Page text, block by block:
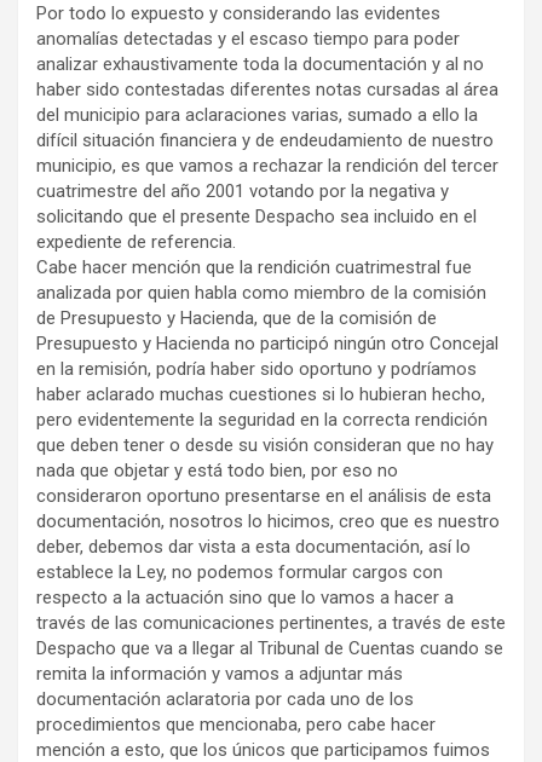
Por todo lo expuesto y considerando las evidentes
anomalías detectadas y el escaso tiempo para poder
analizar exhaustivamente toda la documentación y al no
haber sido contestadas diferentes notas cursadas al área
del municipio para aclaraciones varias, sumado a ello la
difícil situación financiera y de endeudamiento de nuestro
municipio, es que vamos a rechazar la rendición del tercer
cuatrimestre del año 2001 votando por la negativa y
solicitando que el presente Despacho sea incluido en el
expediente de referencia.
Cabe hacer mención que la rendición cuatrimestral fue
analizada por quien habla como miembro de la comisión
de Presupuesto y Hacienda, que de la comisión de
Presupuesto y Hacienda no participó ningún otro Concejal
en la remisión, podría haber sido oportuno y podríamos
haber aclarado muchas cuestiones si lo hubieran hecho,
pero evidentemente la seguridad en la correcta rendición
que deben tener o desde su visión consideran que no hay
nada que objetar y está todo bien, por eso no
consideraron oportuno presentarse en el análisis de esta
documentación, nosotros lo hicimos, creo que es nuestro
deber, debemos dar vista a esta documentación, así lo
establece la Ley, no podemos formular cargos con
respecto a la actuación sino que lo vamos a hacer a
través de las comunicaciones pertinentes, a través de este
Despacho que va a llegar al Tribunal de Cuentas cuando se
remita la información y vamos a adjuntar más
documentación aclaratoria por cada uno de los
procedimientos que mencionaba, pero cabe hacer
mención a esto, que los únicos que participamos fuimos